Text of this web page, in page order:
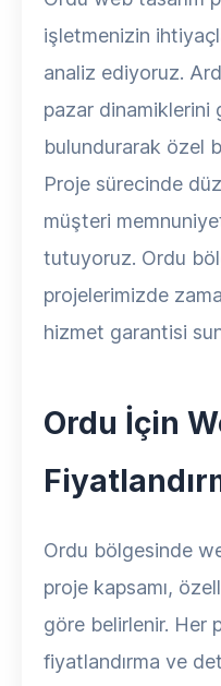
işletmenizin
analiz ediyoruz.
pazar dinamiklerini
bulundurarak özel
Proje sürecinde
müşteri
tutuyoruz. Ordu
projelerimizde
hizmet garantisi
Ordu İçin
Ordu bölgesinde
proje kapsamı,
göre belirlenir. Her
fiyatlandırma ve